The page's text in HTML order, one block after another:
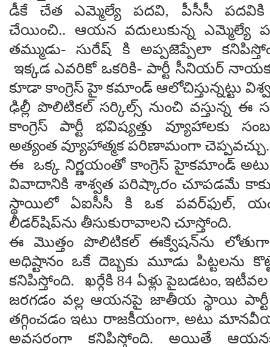
డీకే చేత ఎమ్మెల్యే పదవి, పీసీసీ
చేయించి.. ఆయ‌న వ‌దులుకున్న‌ ఎమ్మెల్యే
తమ్ముడు- సురేష్ కి అప్పజెప్పేలా
ఇక్కడ ఎవరికో ఒకరికి- పార్టీ సీనియర్
కూడా కాంగ్రెస్ హై కమాండ్ ఆలోచిస్తున్న‌ట్టు
ఢిల్లీ పొలిటికల్ సర్కిల్స్ నుంచి వస్తున్న
కాంగ్రెస్ పార్టీ భవిష్యత్తు వ్యూహాలకు
అత్యంత వ్యూహాత్మక పరిణామంగా చెప్పవచ్చు.
ఈ ఒక్క నిర్ణయంతో కాంగ్రెస్ హైకమాండ్ అటు
వివాదానికి శాశ్వత పరిష్కారం చూపడమే
స్థాయిలో ఏఐసీసీ కి ఒక పవర్‌ఫుల్,
లీడర్‌షిప్‌ను తీసుకురావాలని చూస్తోంది.
ఈ మొత్తం పొలిటికల్ ఈక్వేషన్‌ను లోతుగా
అధిష్టానం ఒకే దెబ్బకు మూడు పిట్టలను
కనిపిస్తోంది. ఖర్గేకి 84 ఏళ్లు పైబడటం,
జరగడం వల్ల ఆయనపై జాతీయ స్థాయి
తగ్గించడం ఇటు రాజకీయంగా, అటు
అవసరంగా క‌నిపిస్తోంది. అయితే